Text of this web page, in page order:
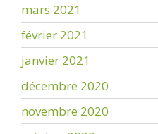
mars 2021
février 2021
janvier 2021
décembre 2020
novembre 2020